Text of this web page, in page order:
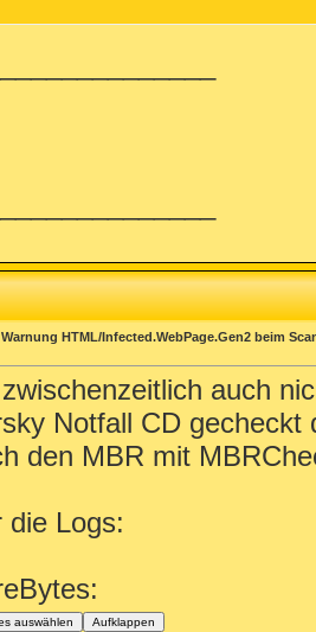
HTML/Infected.WebPage.Gen2 beim
auch
Notfall CD
den MBR mit
die Logs:
auswählen Aufklappen